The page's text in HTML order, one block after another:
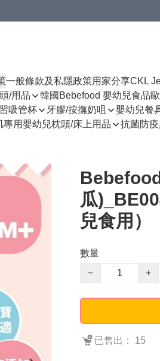
一般條款及私隱政策用家分享CKL
/用品 韓國Bebefood 嬰幼兒食品
吸管杯 牙膠/按撫奶咀 嬰幼兒餐
專用嬰幼兒枕頭/床上用品 抗菌防
瓜
兒食用）
數量
−
+
已售出： 15